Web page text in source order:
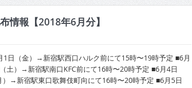
情報【2018年6月分】
1日（金）→新宿駅西口ハルク前にて15時〜19時予定 ■6月
土）→新宿駅南口KFC前にて16時〜20時予定 ■6月4日
）→新宿駅東口歌舞伎町向にて16時〜20時予定 ■6月5日